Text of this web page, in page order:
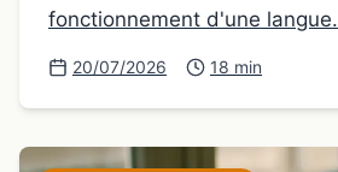
fonctionnement d'une langue.
20/07/2026 18 min